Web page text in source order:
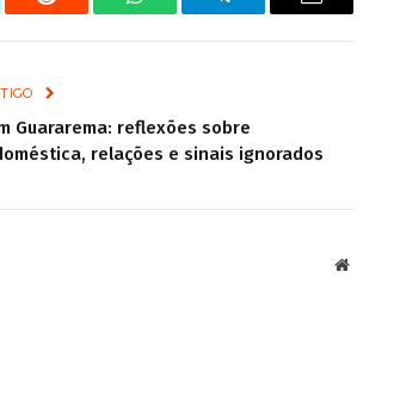
Reddit WhatsAppTelegram Email
Guararema: reflexões sobre
relações e sinais ignorados
Website